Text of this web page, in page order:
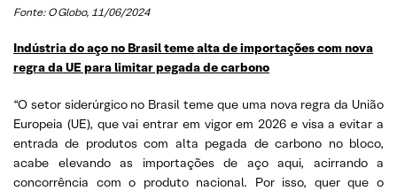
Fonte: O Globo, 11/06/2024
Indústria do aço no Brasil teme alta de importações com nova
regra da UE para limitar pegada de carbono
“O setor siderúrgico no Brasil teme que uma nova regra da União
Europeia (UE), que vai entrar em vigor em 2026 e visa a evitar a
entrada de produtos com alta pegada de carbono no bloco,
acabe elevando as importações de aço aqui, acirrando a
concorrência com o produto nacional. Por isso, quer que o